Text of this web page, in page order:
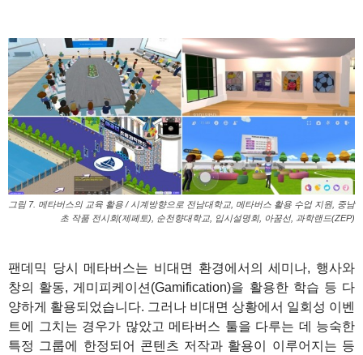
그림 7. 메타버스의 교육 활용 / 시계방향으로 전남대학교, 메타버스 활용 수업 지원, 중남
초 작품 전시회(제페토), 순천향대학교, 입시설명회, 아꿈선, 과학랜드(ZEP)
팬데믹 당시 메타버스는 비대면 환경에서의 세미나, 행사와
창의 활동, 게미피케이션(Gamification)을 활용한 학습 등 다
양하게 활용되었습니다. 그러나 비대면 상황에서 일회성 이벤
트에 그치는 경우가 많았고 메타버스 툴을 다루는 데 능숙한
특정 그룹에 한정되어 콘텐츠 저작과 활용이 이루어지는 등